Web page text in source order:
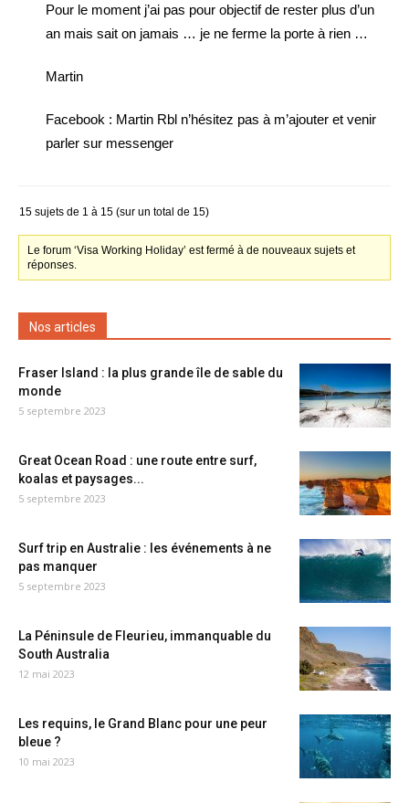
Pour le moment j’ai pas pour objectif de rester plus d’un
an mais sait on jamais … je ne ferme la porte à rien …
Martin
Facebook : Martin Rbl n’hésitez pas à m’ajouter et venir
parler sur messenger
15 sujets de 1 à 15 (sur un total de 15)
Le forum ‘Visa Working Holiday’ est fermé à de nouveaux sujets et
réponses.
Nos articles
Fraser Island : la plus grande île de sable du
monde
5 septembre 2023
Great Ocean Road : une route entre surf,
koalas et paysages...
5 septembre 2023
Surf trip en Australie : les événements à ne
pas manquer
5 septembre 2023
La Péninsule de Fleurieu, immanquable du
South Australia
12 mai 2023
Les requins, le Grand Blanc pour une peur
bleue ?
10 mai 2023